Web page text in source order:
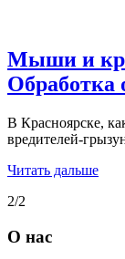
Мыши и
Обработка
В Красноярске,
вредителей-
Читать дальше
2/2
О нас